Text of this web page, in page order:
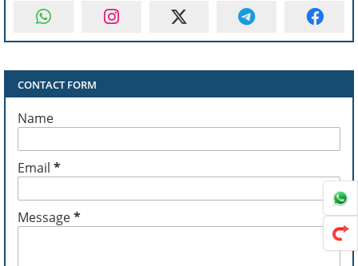
CONTACT FORM
Name
Email *
Message*